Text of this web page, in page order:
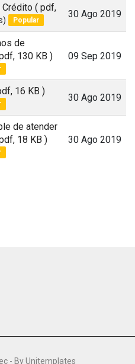
Crédito ( pdf,
Popular
30 Ago 2019
de
130 KB ) 09 Sep 2019
16 KB )
30 Ago 2019
de atender
18 KB ) 30 Ago 2019
- ByUnitemplates